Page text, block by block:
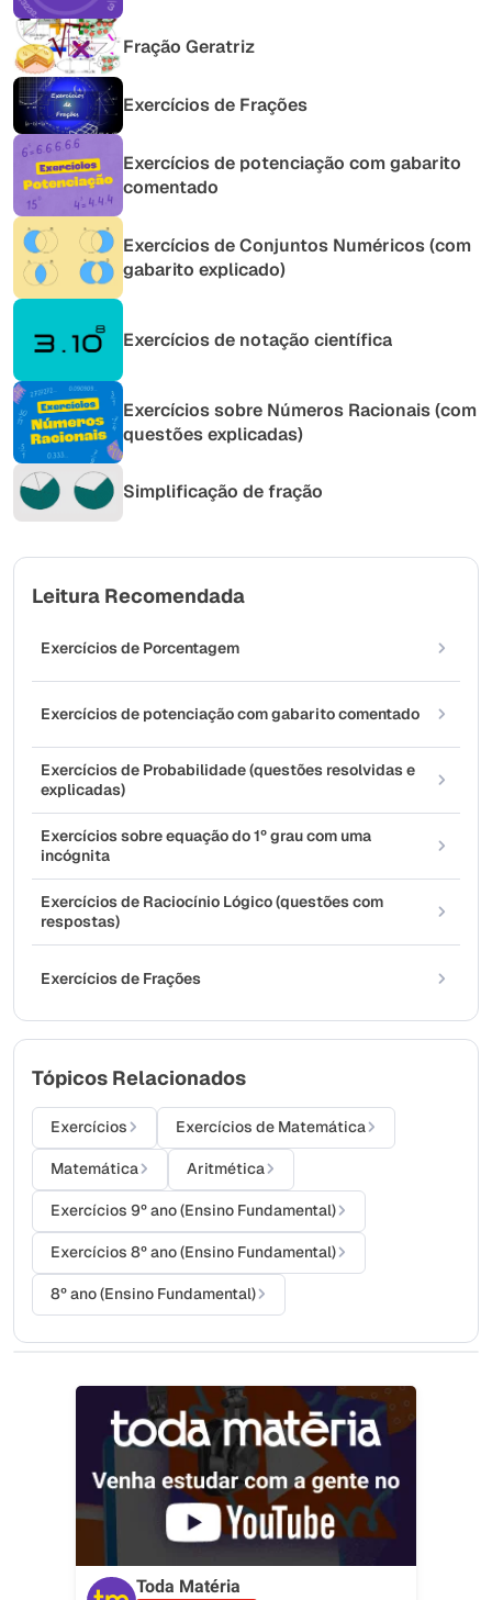
Fração Geratriz
Exercícios de Frações
Exercícios de potenciação com gabarito
comentado
Exercícios de Conjuntos Numéricos (com
gabarito explicado)
Exercícios de notação científica
Exercícios sobre Números Racionais (com
questões explicadas)
Simplificação de fração
Leitura Recomendada
Exercícios de Porcentagem
Exercícios de potenciação com gabarito comentado
Exercícios de Probabilidade (questões resolvidas e
explicadas)
Exercícios sobre equação do 1º grau com uma
incógnita
Exercícios de Raciocínio Lógico (questões com
respostas)
Exercícios de Frações
Tópicos Relacionados
Exercícios Exercícios de Matemática
Matemática Aritmética
Exercícios 9º ano (Ensino Fundamental)
Exercícios 8º ano (Ensino Fundamental)
8º ano (Ensino Fundamental)
Toda Matéria